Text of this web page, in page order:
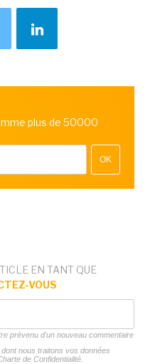
plus de 50000
OK
EN TANT QUE
VOUS
prévenu d'un nouveau commentaire
nous traitons vos données
de Confidentialité.